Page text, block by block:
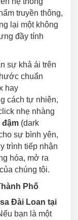
truyền thông,
lại một không
đầy tính
sự khả ái trên
chuẩn
hay
cách tự nhiên,
nhẹ nhàng
đậm (dark
sự bình yên,
trình tiếp nhận
hóa, mở ra
chúng tôi.
Phố
Đài Loan tại
bạn là một